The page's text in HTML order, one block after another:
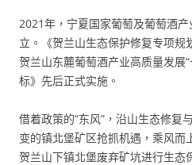
2021年，宁夏国家葡萄及葡萄酒
立。《贺兰山生态保护修复专项
贺兰山东麓葡萄酒产业高质量发展
标》先后正式实施。
借着政策的“东风”，沿山生态修复
变的镇北堡矿区抢抓机遇，乘风
贺兰山下镇北堡废弃矿坑进行生态